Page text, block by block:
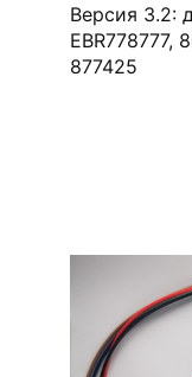
Версия 3.2:
EBR778777,
877425